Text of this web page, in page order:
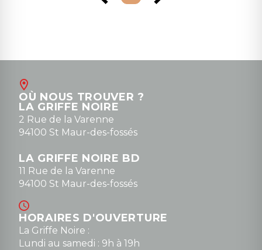
OÙ NOUS TROUVER ?
LA GRIFFE NOIRE
2 Rue de la Varenne
94100 St Maur-des-fossés
LA GRIFFE NOIRE BD
11 Rue de la Varenne
94100 St Maur-des-fossés
HORAIRES D'OUVERTURE
La Griffe Noire :
Lundi au samedi : 9h à 19h